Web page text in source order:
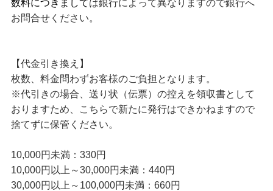
数料につきましては銀行によって異なりますので銀行へ
お問合せください。
【代金引き換え】
枚数、料金問わずお客様のご負担となります。
※代引きの場合、送り状（伝票）の控えを領収書として
おりますため、こちらで新たに発行はできかねますので
捨てずに保管ください。
10,000円未満：330円
10,000円以上～30,000円未満：440円
30,000円以上～100,000円未満：660円